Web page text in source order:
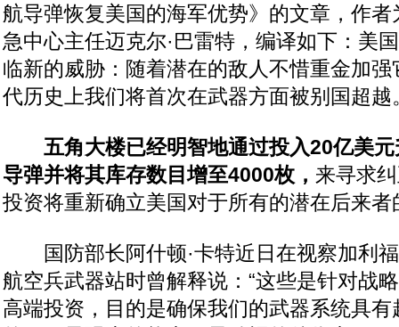
航导弹恢复美国的海军优势》的文章，作
急中心主任迈克尔·巴雷特，编译如下：美
临新的威胁：随着潜在的敌人不惜重金加
代历史上我们将首次在武器方面被别国超越
五角大楼已经明智地通过投入20亿美
导弹并将其库存数目增至4000枚， 来寻求
投资将重新确立美国对于所有的潜在后来者
国防部长阿什顿·卡特近日在视察加利
航空兵武器站时曾解释说：“这些是针对战
高端投资，目的是确保我们的武器系统具